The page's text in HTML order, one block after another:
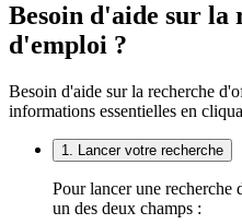
Besoin d'aide sur la
d'emploi ?
Besoin d'aide sur la recherche
informations essentielles en
1. Lancer votre recherche
Pour lancer une recherche
un des deux champs :